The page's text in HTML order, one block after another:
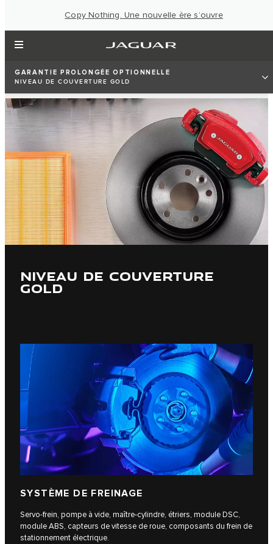
Copy Nothing. Une nouvelle ère s’ouvre
GARANTIE PROLONGÉE OPTIONNELLE
NIVEAU DE COUVERTURE GOLD
NIVEAU DE COUVERTURE
GOLD
SYSTÈME DE FREINAGE
Servo-frein, pompe à vide, maître-cylindre, étriers, module DSC,
module ABS, capteurs de vitesse de roue, composants du frein de
stationnement électrique.